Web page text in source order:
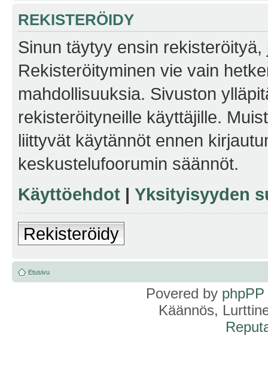
REKISTERÖIDY
Sinun täytyy ensin
Rekisteröityminen vie vain
mahdollisuuksia. Sivuston
rekisteröityneille käyttäjille.
liittyvät käytännöt ennen
keskustelufoorumin säännöt.
Käyttöehdot | Yksityisyyden
Rekisteröidy
Etusivu
Povered by phpPP
Käännös,